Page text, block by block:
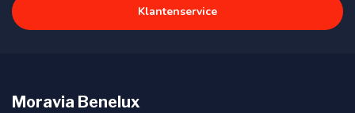
Klantenservice
Moravia Benelux